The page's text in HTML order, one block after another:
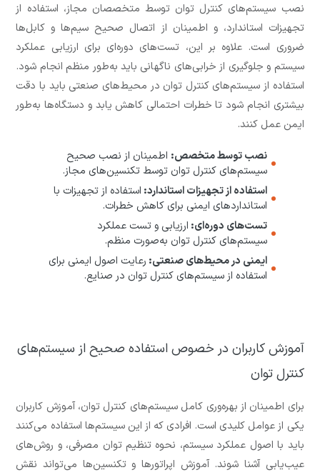
نصب سیستم‌های کنترل توان توسط متخصصان مجاز، استفاده از
تجهیزات استاندارد، و اطمینان از اتصال صحیح سیم‌ها و کابل‌ها
ضروری است. علاوه بر این، تست‌های دوره‌ای برای ارزیابی عملکرد
سیستم و جلوگیری از خرابی‌های ناگهانی باید به‌طور منظم انجام شود.
استفاده از سیستم‌های کنترل توان در محیط‌های صنعتی باید با دقت
بیشتری انجام شود تا خطرات احتمالی کاهش یابد و دستگاه‌ها به‌طور
ایمن عمل کنند.
نصب توسط متخصص: اطمینان از نصب صحیح
سیستم‌های کنترل توان توسط تکنسین‌های مجاز.
استفاده از تجهیزات استاندارد: استفاده از تجهیزات با
استانداردهای ایمنی برای کاهش خطرات.
تست‌های دوره‌ای: ارزیابی و تست عملکرد
سیستم‌های کنترل توان به‌صورت منظم.
ایمنی در محیط‌های صنعتی: رعایت اصول ایمنی برای
استفاده از سیستم‌های کنترل توان در صنایع.
آموزش کاربران در خصوص استفاده صحیح از سیستم‌های
کنترل توان
برای اطمینان از بهره‌وری کامل سیستم‌های کنترل توان، آموزش کاربران
یکی از عوامل کلیدی است. افرادی که از این سیستم‌ها استفاده می‌کنند
باید با اصول عملکرد سیستم، نحوه تنظیم توان مصرفی، و روش‌های
عیب‌یابی آشنا شوند. آموزش اپراتورها و تکنسین‌ها می‌تواند نقش